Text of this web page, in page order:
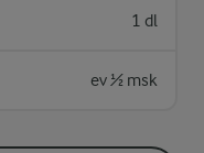
1 dl
ev ½ msk